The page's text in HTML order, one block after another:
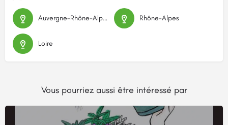
Auvergne-Rhône-Alpes Rhône-Alpes
Loire
Vous pourriez aussi être intéressé par